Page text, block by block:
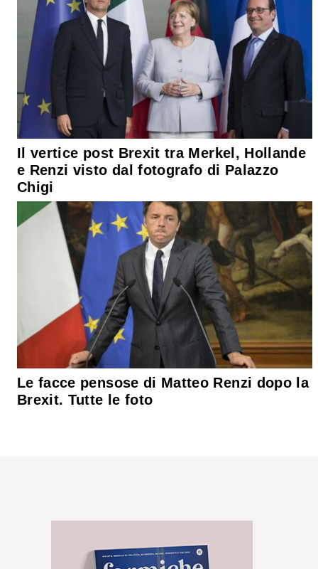
Il vertice post Brexit tra Merkel, Hollande
e Renzi visto dal fotografo di Palazzo
Chigi
Le facce pensose di Matteo Renzi dopo la
Brexit. Tutte le foto